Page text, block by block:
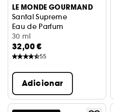
LE MONDE GOURMAND
Santal Supreme
Eau de Parfum
30 ml
32,00 €
55
Adicionar